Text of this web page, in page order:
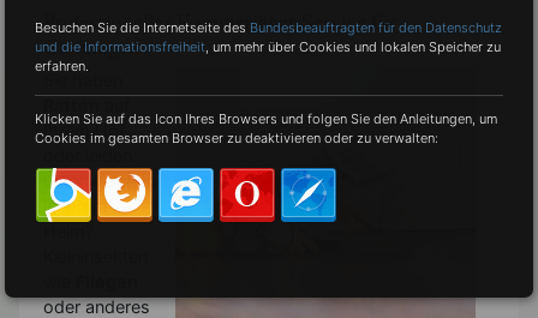
Professioneller Kammerjäger-Service für
Gunningen
Ihrem Hof
unter welchen
in Ihrem
oder anderes
Besuchen Sie die Internetseite des Bundesbeauftragten für den Datenschutz
und die Informationsfreiheit, um mehr über Cookies und lokalen Speicher zu
erfahren.
Klicken Sie auf das Icon Ihres Browsers und folgen Sie den Anleitungen, um
Cookies im gesamten Browser zu deaktivieren oder zu verwalten: